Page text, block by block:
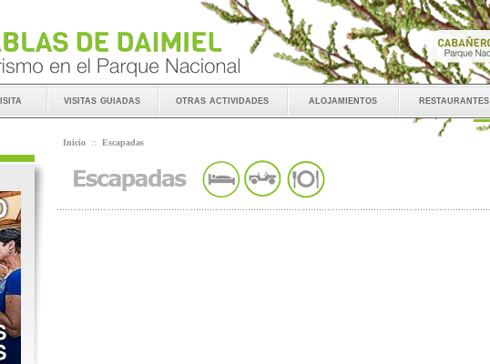
visitas guiadas otras actividades alojamientos restaurantes
Inicio :: Escapadas